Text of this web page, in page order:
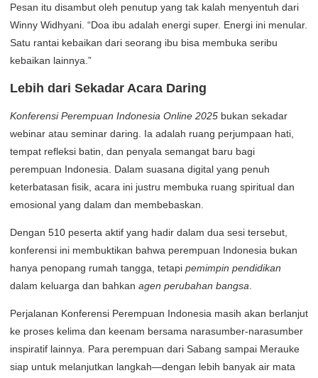
Pesan itu disambut oleh penutup yang tak kalah menyentuh dari
Winny Widhyani. “Doa ibu adalah energi super. Energi ini menular.
Satu rantai kebaikan dari seorang ibu bisa membuka seribu
kebaikan lainnya.”
Lebih dari Sekadar Acara Daring
Konferensi Perempuan Indonesia Online 2025 bukan sekadar
webinar atau seminar daring. Ia adalah ruang perjumpaan hati,
tempat refleksi batin, dan penyala semangat baru bagi
perempuan Indonesia. Dalam suasana digital yang penuh
keterbatasan fisik, acara ini justru membuka ruang spiritual dan
emosional yang dalam dan membebaskan.
Dengan 510 peserta aktif yang hadir dalam dua sesi tersebut,
konferensi ini membuktikan bahwa perempuan Indonesia bukan
hanya penopang rumah tangga, tetapi pemimpin pendidikan
dalam keluarga dan bahkan agen perubahan bangsa
Perjalanan Konferensi Perempuan Indonesia masih akan berlanjut
ke proses kelima dan keenam bersama narasumber-narasumber
inspiratif lainnya. Para perempuan dari Sabang sampai Merauke
siap untuk melanjutkan langkah—dengan lebih banyak air mata